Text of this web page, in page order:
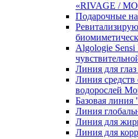
«RIVAGE /
Подарочные
Algologie Sensi
Линия для
Линия
водорослей
Базовая
Линия
Линия для
Линия для